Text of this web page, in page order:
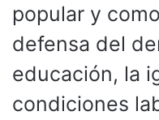
popular y
defensa del
educación, la
condiciones